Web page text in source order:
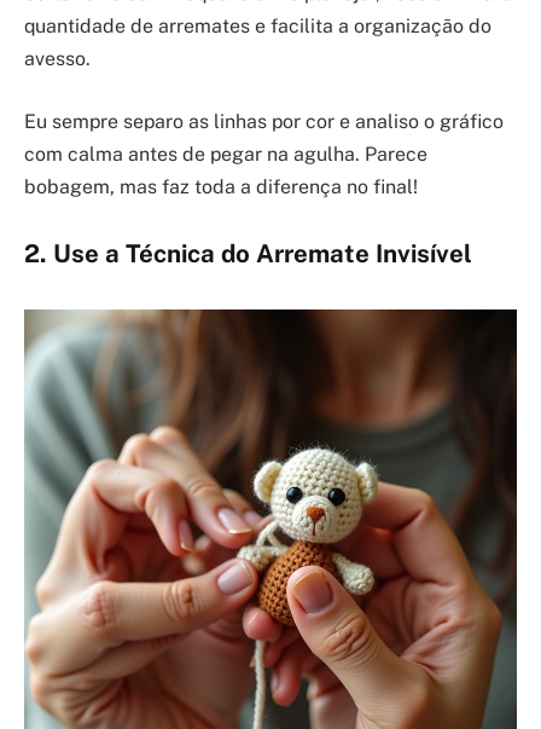
quantidade de arremates e facilita a organização do
avesso.
Eu sempre separo as linhas por cor e analiso o gráfico
com calma antes de pegar na agulha. Parece
bobagem, mas faz toda a diferença no final!
2. Use a Técnica do Arremate Invisível